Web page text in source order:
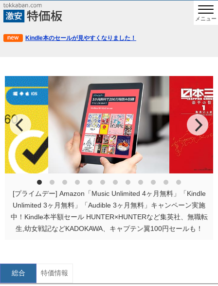
メニュー
Kindle本のセールが見やすくなりました！
[プライムデー] Amazon「Music Unlimited 4ヶ月無料」「Kindle
Unlimited 3ヶ月無料」「Audible 3ヶ月無料」キャンペーン実施
中！Kindle本半額セール HUNTER×HUNTERなど集英社、無職転
生,幼女戦記などKADOKAWA、キャプテン翼100円セールも！
総合 特価情報